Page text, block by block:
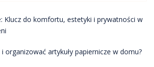
Klucz do komfortu, estetyki i prywatności w
organizować artykuły papiernicze w domu?